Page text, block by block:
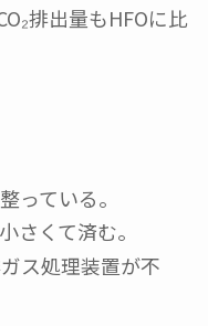
排出量もHFOに比
っている。
さくて済む。
ス処理装置が不